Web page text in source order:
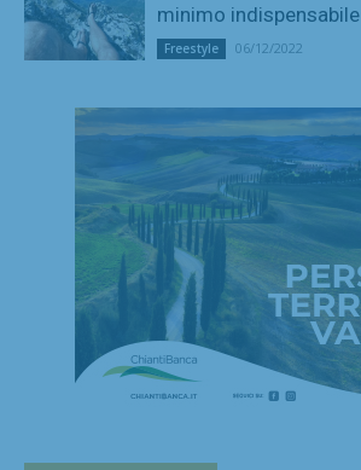
minimo indispensabile
Freestyle 06/12/2022